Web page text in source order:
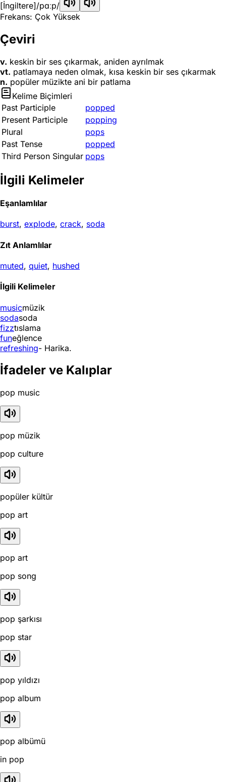
[İngiltere]/pɑːp/
Frekans: Çok Yüksek
Çeviri
v. keskin bir ses çıkarmak, aniden ayrılmak
vt. patlamaya neden olmak, kısa keskin bir ses çıkarmak
n. popüler müzikte ani bir patlama
Kelime Biçimleri
Past Participle
popped
Present Participle
popping
Plural
pops
Past Tense
popped
Third Person Singular pops
İlgili Kelimeler
Eşanlamlılar
burst, explode, crack, soda
Zıt Anlamlılar
muted, quiet, hushed
İlgili Kelimeler
musicmüzik
sodasoda
fizztıslama
funeğlence
refreshing- Harika.
İfadeler ve Kalıplar
pop music
pop müzik
pop culture
popüler kültür
pop art
pop art
pop song
pop şarkısı
pop star
pop yıldızı
pop album
pop albümü
in pop